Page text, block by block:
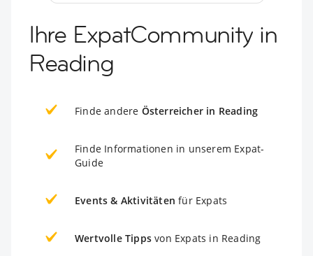
Ihre ExpatCommunity in
Reading
Finde andere Österreicher in Reading
Finde Informationen in unserem Expat-
Guide
Events & Aktivitäten für Expats
Wertvolle Tipps von Expats in Reading